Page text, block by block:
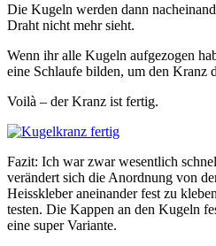
Die Kugeln werden dann
Draht nicht mehr sieht.
Wenn ihr alle Kugeln aufgezogen
eine Schlaufe bilden, um den Kranz
Voilà – der Kranz ist fertig.
Fazit: Ich war zwar wesentlich
verändert sich die Anordnung von
Heisskleber aneinander fest zu
testen. Die Kappen an den Kugeln
eine super Variante.